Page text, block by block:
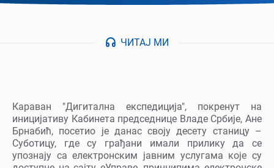
ЧИТАЈ МИ
Караван "Дигитална експедиција", покренут на
иницијативу Кабинета председнице Владе Србије, Ане
Брнабић, посетио је данас своју десету станицу –
Суботицу, где су грађани имали прилику да се
упознају са електронским јавним услугама које су